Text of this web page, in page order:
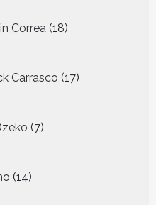
Correa 18
producten
Carrasco 17
producten
7
producten
14
producten